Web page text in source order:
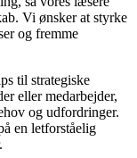
Vi ønsker at styrke
og fremme
til strategiske
eller medarbejder,
og udfordringer.
en letforståelig